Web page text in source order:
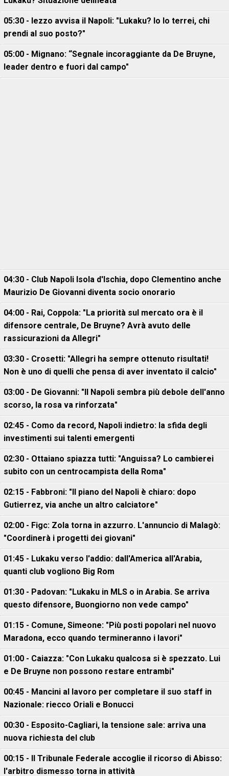
05:30 - Iezzo avvisa il Napoli: "Lukaku? Io lo terrei, chi
prendi al suo posto?"
05:00 - Mignano: “Segnale incoraggiante da De Bruyne,
leader dentro e fuori dal campo"
04:30 - Club Napoli Isola d'Ischia, dopo Clementino anche
Maurizio De Giovanni diventa socio onorario
04:00 - Rai, Coppola: "La priorità sul mercato ora è il
difensore centrale, De Bruyne? Avrà avuto delle
rassicurazioni da Allegri"
03:30 - Crosetti: "Allegri ha sempre ottenuto risultati!
Non è uno di quelli che pensa di aver inventato il calcio"
03:00 - De Giovanni: "Il Napoli sembra più debole dell'anno
scorso, la rosa va rinforzata"
02:45 - Como da record, Napoli indietro: la sfida degli
investimenti sui talenti emergenti
02:30 - Ottaiano spiazza tutti: "Anguissa? Lo cambierei
subito con un centrocampista della Roma"
02:15 - Fabbroni: "Il piano del Napoli è chiaro: dopo
Gutierrez, via anche un altro calciatore"
02:00 - Figc: Zola torna in azzurro. L'annuncio di Malagò:
"Coordinerà i progetti dei giovani"
01:45 - Lukaku verso l'addio: dall'America all'Arabia,
quanti club vogliono Big Rom
01:30 - Padovan: "Lukaku in MLS o in Arabia. Se arriva
questo difensore, Buongiorno non vede campo"
01:15 - Comune, Simeone: "Più posti popolari nel nuovo
Maradona, ecco quando termineranno i lavori"
01:00 - Caiazza: "Con Lukaku qualcosa si è spezzato. Lui
e De Bruyne non possono restare entrambi"
00:45 - Mancini al lavoro per completare il suo staff in
Nazionale: riecco Oriali e Bonucci
00:30 - Esposito-Cagliari, la tensione sale: arriva una
nuova richiesta del club
00:15 - Il Tribunale Federale accoglie il ricorso di Abisso:
l'arbitro dismesso torna in attività